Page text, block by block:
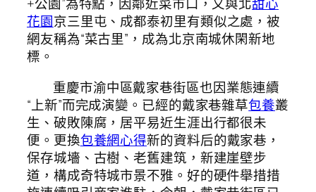
+公園”為特點，因鄰近菜市口，又與北甜心
花園京三里屯、成都泰初里有類似之處，被
網友稱為“菜古里”，成為北京南城休閑新地
標。
重慶市渝中區戴家巷街區也因業態連續
“上新”而完成演變。已經的戴家巷雜草包養叢
生、破敗陳腐，居平易近生涯出行都很未
便。更換包養網心得新的資料后的戴家巷，
保存城墻、古樹、老舊建筑，新建崖壁步
道，構成奇特城市景不雅。好的硬件舉措措